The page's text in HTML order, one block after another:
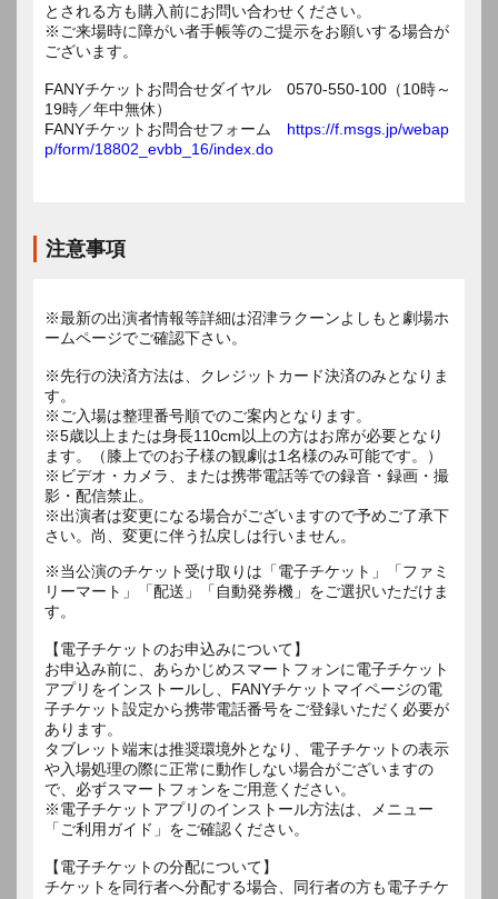
とされる方も購入前にお問い合わせください。
※ご来場時に障がい者手帳等のご提示をお願いする場合が
ございます。
FANYチケットお問合せダイヤル 0570-550-100（10時～
19時／年中無休）
FANYチケットお問合せフォーム https://f.msgs.jp/webap
p/form/18802_evbb_16/index.do
注意事項
※最新の出演者情報等詳細は沼津ラクーンよしもと劇場ホ
ームページでご確認下さい。
※先行の決済方法は、クレジットカード決済のみとなりま
す。
※ご入場は整理番号順でのご案内となります。
※5歳以上または身長110cm以上の方はお席が必要となり
ます。（膝上でのお子様の観劇は1名様のみ可能です。）
※ビデオ・カメラ、または携帯電話等での録音・録画・撮
影・配信禁止。
※出演者は変更になる場合がございますので予めご了承下
※当公演のチケット受け取りは「電子チケット」「ファミ
リーマート」「配送」「自動発券機」をご選択いただけま
す。
【電子チケットのお申込みについて】
お申込み前に、あらかじめスマートフォンに電子チケット
アプリをインストールし、FANYチケットマイページの電
子チケット設定から携帯電話番号をご登録いただく必要が
あります。
タブレット端末は推奨環境外となり、電子チケットの表示
や入場処理の際に正常に動作しない場合がございますの
で、必ずスマートフォンをご用意ください。
※電子チケットアプリのインストール方法は、メニュー
「ご利用ガイド」をご確認ください。
【電子チケットの分配について】
チケットを同行者へ分配する場合、同行者の方も電子チケ